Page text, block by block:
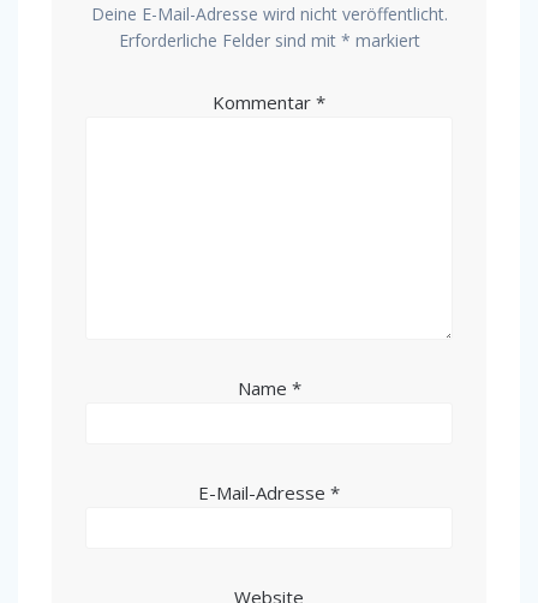
Deine E-Mail-Adresse wird nicht veröffentlicht.
Erforderliche Felder sind mit * markiert
Kommentar *
Name *
E-Mail-Adresse *
Website